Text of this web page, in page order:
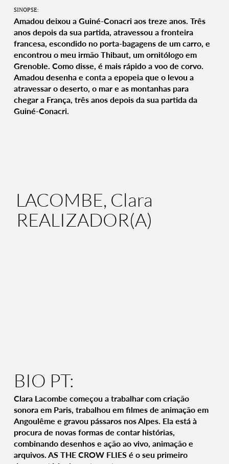
SINOPSE:
Amadou deixou a Guiné-Conacri aos treze anos. Três
anos depois da sua partida, atravessou a fronteira
francesa, escondido no porta-bagagens de um carro, e
encontrou o meu irmão Thibaut, um ornitólogo em
Grenoble. Como disse, é mais rápido a voo de corvo.
Amadou desenha e conta a epopeia que o levou a
atravessar o deserto, o mar e as montanhas para
chegar a França, três anos depois da sua partida da
Guiné-Conacri.
LACOMBE, Clara
REALIZADOR(A)
BIO PT:
Clara Lacombe começou a trabalhar com criação
sonora em Paris, trabalhou em filmes de animação em
Angoulême e gravou pássaros nos Alpes. Ela está à
procura de novas formas de contar histórias,
combinando desenhos e ação ao vivo, animação e
arquivos. AS THE CROW FLIES é o seu primeiro